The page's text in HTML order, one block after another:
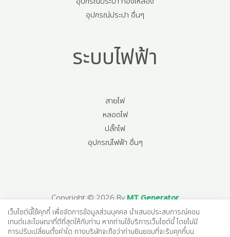
อุปกรณ์ประปา อื่นๆ
ระบบไฟฟ้า
สายไฟ
หลอดไฟ
ปลั๊กไฟ
อุปกรณ์ไฟฟ้า อื่นๆ
Copyright © 2026 ByMT Generator
เว็บไซต์นี้ใช้คุกกี้ เพื่อจัดการข้อมูลส่วนบุคคล นำเสนอประสบการณ์คอน
เทนต์และโฆษณาที่ดีที่สุดให้กับท่าน หากท่านใช้บริการเว็บไซต์นี้ โดยไม่มี
การปรับเปลี่ยนตั้งค่าใด ทางบริษัทจะถือว่าท่านยินยอมที่จะรับคุกกี้บน